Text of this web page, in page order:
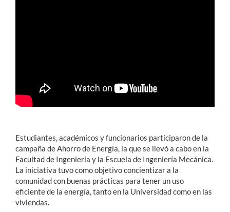
Alumni
English
Estudiantes, académicos y funcionarios participaron de la
campaña de Ahorro de Energía, la que se llevó a cabo en la
Facultad de Ingeniería y la Escuela de Ingeniería Mecánica.
La iniciativa tuvo como objetivo concientizar a la
comunidad con buenas prácticas para tener un uso
eficiente de la energía, tanto en la Universidad como en las
viviendas.